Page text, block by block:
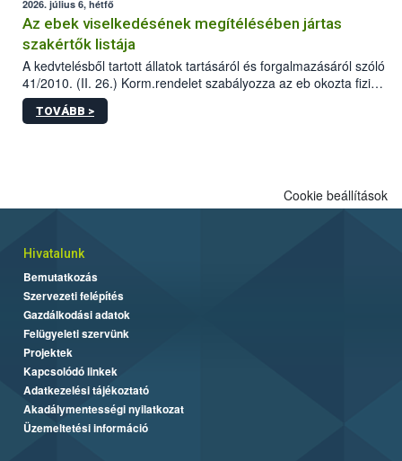
2026. július 6, hétfő
Az ebek viselkedésének megítélésében jártas
szakértők listája
A kedvtelésből tartott állatok tartásáról és forgalmazásáról szóló
41/2010. (II. 26.) Korm.rendelet szabályozza az eb okozta fizikai
sérülés, illetve ennek veszélye keletkezésekor felmerülő
hatósági feladatokat, valamint a veszélyes eb tartását és annak
TOVÁBB >
Cookie beállítások
Hivatalunk
Bemutatkozás
Szervezeti felépítés
Gazdálkodási adatok
Felügyeleti szervünk
Projektek
Kapcsolódó linkek
Adatkezelési tájékoztató
Akadálymentességi nyilatkozat
Üzemeltetési információ